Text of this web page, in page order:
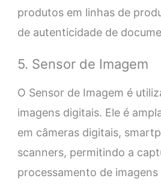
produtos em linhas de
de autenticidade de
5. Sensor de Imagem
O Sensor de Imagem é
imagens digitais. Ele é
em câmeras digitais,
scanners, permitindo a
processamento de